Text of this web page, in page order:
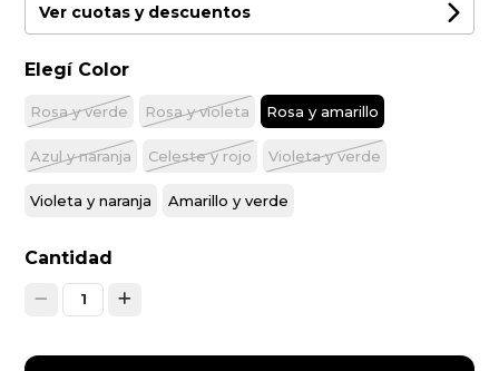
Ver cuotas y descuentos
Elegí Color
Rosa y verde Rosa y violeta Rosa y amarillo
Azul y naranja Celeste y rojo Violeta y verde
Violeta y naranja Amarillo y verde
Cantidad
1